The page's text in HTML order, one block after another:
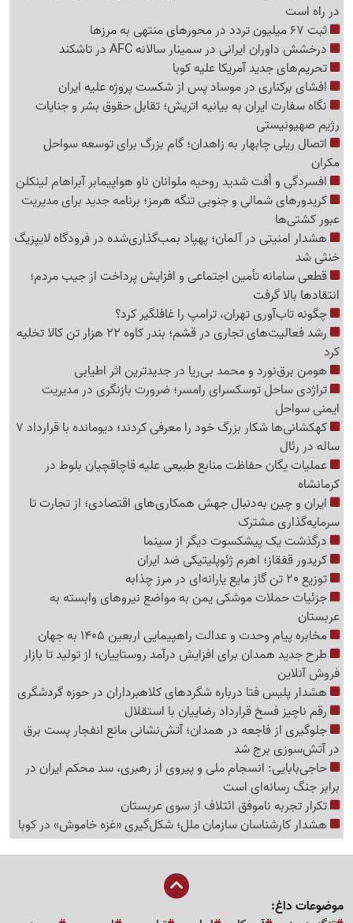
در راه است
ثبت 67 میلیون تردد در محورهای منتهی به مرزها
درخشش داوران ایرانی در سمینار سالانه AFC در تاشکند
تحریم‌های جدید آمریکا علیه کوبا
افشای برکناری در موساد پس از شکست پروژه علیه ایران
نگاه سفارت ایران به بیانیه اتریش؛ تقابل حقوق بشر و جنایات
رژیم صهیونیستی
اتصال ریلی چابهار به زاهدان؛ گام بزرگ برای توسعه سواحل
مکران
افسردگی و اُفت شدید روحیه ملوانان ناو هواپیمابر آبراهام لینکلن
کریدورهای شمالی و جنوبی تنگه هرمز؛ برنامه جدید برای مدیریت
عبور کشتی‌ها
هشدار امنیتی در آلمان؛ پهپاد بمب‌گذاری‌شده در فرودگاه لایپزیگ
خنثی شد
قطعی سامانه تأمین اجتماعی و افزایش پرداخت از جیب مردم؛
انتقادها بالا گرفت
چگونه تاب‌آوری تهران، ترامپ را غافلگیر کرد؟
رشد فعالیت‌های تجاری در قشم؛ بندر کاوه 22 هزار تن کالا تخلیه
کرد
هومن برق‌نورد و محمد بی‌ریا در جدیدترین اثر اطیابی
تراژدی ساحل توسکسرای رامسر؛ ضرورت بازنگری در مدیریت
ایمنی سواحل
کهکشانی‌ها شکار بزرگ خود را معرفی کردند؛ دیومانده با قرارداد 7
ساله در رئال
عملیات یگان حفاظت منابع طبیعی علیه قاچاقچیان بلوط در
کرمانشاه
ایران و چین به‌دنبال جهش همکاری‌های اقتصادی؛ از تجارت تا
سرمایه‌گذاری مشترک
درگذشت یک پیشکسوت دیگر از سینما
کریدور قفقاز؛ اهرم ژئوپلیتیکی ضد ایران
توزیع 20 تن گاز مایع یارانه‌ای در مرز چذابه
جزئیات حملات موشکی یمن به مواضع نیروهای وابسته به
عربستان
مخابره پیام وحدت و عدالت راهپیمایی اربعین 1405 به جهان
طرح جدید همدان برای افزایش درآمد روستاییان؛ از تولید تا بازار
فروش آنلاین
هشدار پلیس فتا درباره شگردهای کلاهبرداران در حوزه گردشگری
رقم ناچیز فسخ قرارداد رضاییان با استقلال
جلوگیری از فاجعه در همدان؛ آتش‌نشانی مانع انفجار پست برق
در آتش‌سوزی برج شد
حاجی‌بابایی: انسجام ملی و پیروی از رهبری، سد محکم ایران در
برابر جنگ رسانه‌ای است
تکرار تجربه ناموفق ائتلاف از سوی عربستان
هشدار کارشناسان سازمان ملل؛ شکل‌گیری «غزه‌ خاموش» در کوبا
موضوعات داغ: